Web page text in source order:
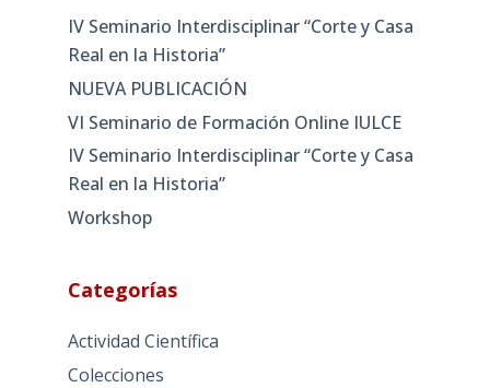
IV Seminario Interdisciplinar “Corte y Casa
Real en la Historia”
NUEVA PUBLICACIÓN
VI Seminario de Formación Online IULCE
IV Seminario Interdisciplinar “Corte y Casa
Real en la Historia”
Workshop
Categorías
Actividad Científica
Colecciones